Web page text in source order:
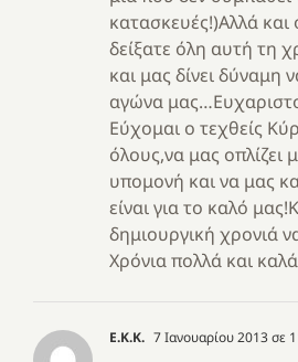
κατασκευές!)Αλλά
δείξατε όλη αυτή τη
και μας δίνει δύναμη
αγώνα
Εύχομαι ο τεχθείς
όλους,να μας οπλίζει
υπομονή και να μας
είναι για το καλό
δημιουργική χρονιά
Χρόνια πολλά και
Ε.Κ.Κ. 7 Ιανουαρίου 2013 σε